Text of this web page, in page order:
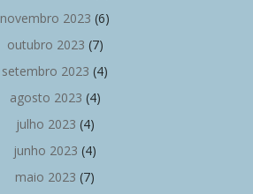
novembro 2023 (6)
outubro 2023 (7)
setembro 2023 (4)
agosto 2023 (4)
julho 2023 (4)
junho 2023 (4)
maio 2023 (7)